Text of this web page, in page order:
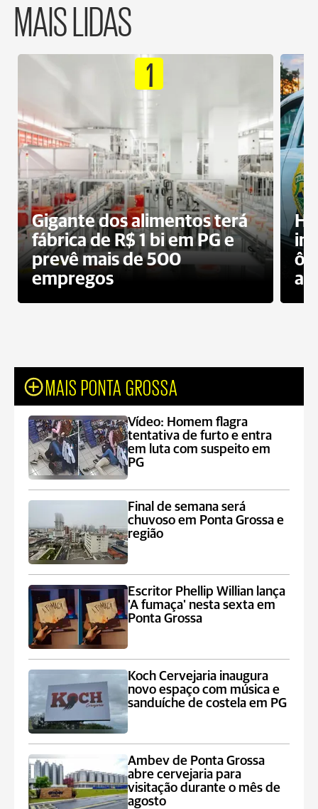
MAIS LIDAS
1
Gigante dos alimentos terá
fábrica de R$ 1 bi em PG e
prevê mais de 500
empregos
MAIS PONTA GROSSA
Vídeo: Homem flagra
tentativa de furto e entra
em luta com suspeito em
PG
Final de semana será
chuvoso em Ponta Grossa e
região
Escritor Phellip Willian lança
'A fumaça' nesta sexta em
Ponta Grossa
Koch Cervejaria inaugura
novo espaço com música e
sanduíche de costela em PG
Ambev de Ponta Grossa
abre cervejaria para
visitação durante o mês de
agosto